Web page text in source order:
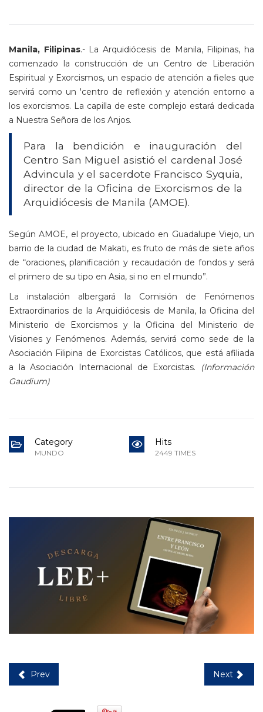
Manila, Filipinas.- La Arquidiócesis de Manila, Filipinas, ha
comenzado la construcción de un Centro de Liberación
Espiritual y Exorcismos, un espacio de atención a fieles que
servirá como un 'centro de reflexión y atención entorno a
los exorcismos. La capilla de este complejo estará dedicada
a Nuestra Señora de los Anjos.
Para la bendición e inauguración del
Centro San Miguel asistió el cardenal José
Advincula y el sacerdote Francisco Syquia,
director de la Oficina de Exorcismos de la
Arquidiócesis de Manila (AMOE).
Según AMOE, el proyecto, ubicado en Guadalupe Viejo, un
barrio de la ciudad de Makati, es fruto de más de siete años
de “oraciones, planificación y recaudación de fondos y será
el primero de su tipo en Asia, si no en el mundo”.
La instalación albergará la Comisión de Fenómenos
Extraordinarios de la Arquidiócesis de Manila, la Oficina del
Ministerio de Exorcismos y la Oficina del Ministerio de
Visiones y Fenómenos. Además, servirá como sede de la
Asociación Filipina de Exorcistas Católicos, que está afiliada
a la Asociación Internacional de Exorcistas.
(Información
Gaudium)
Category
MUNDO
Hits
2449 TIMES
Prev Next